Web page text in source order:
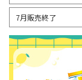
7月販売終了